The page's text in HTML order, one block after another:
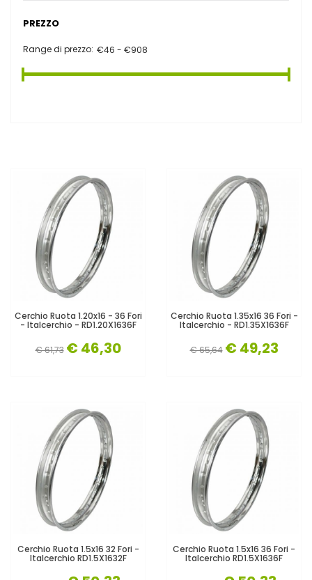
PREZZO
Range di prezzo:
Cerchio Ruota 1.20x16 - 36 Fori
- Italcerchio - RD1.20X1636F
€ 61,73 € 46,30
Cerchio Ruota 1.35x16 36 Fori -
Italcerchio - RD1.35X1636F
€ 65,64 € 49,23
Cerchio Ruota 1.5x16 32 Fori -
Italcerchio RD1.5X1632F
Cerchio Ruota 1.5x16 36 Fori -
Italcerchio RD1.5X1636F